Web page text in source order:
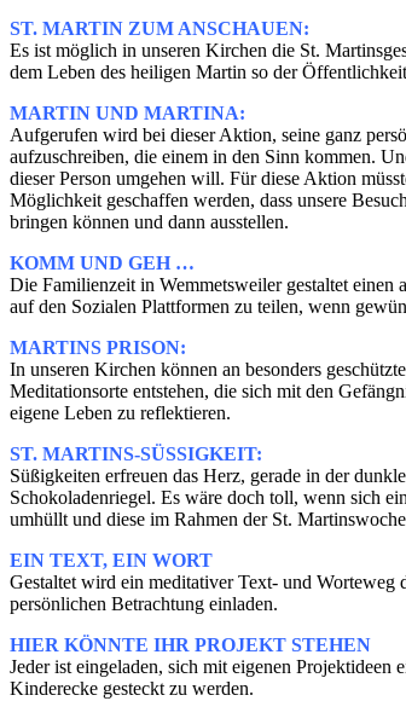
ST. MARTIN ZUM ANSCHAUEN:
Es ist möglich in unseren Kirchen die St.
dem Leben des heiligen Martin so der
MARTIN UND MARTINA:
Aufgerufen wird bei dieser Aktion, seine ganz
aufzuschreiben, die einem in den Sinn kommen.
dieser Person umgehen will. Für diese Aktion
Möglichkeit geschaffen werden, dass unsere
bringen können und dann ausstellen.
KOMM UND GEH …
Die Familienzeit in Wemmetsweiler gestaltet
auf den Sozialen Plattformen zu teilen, wenn
MARTINS PRISON:
In unseren Kirchen können an besonders
Meditationsorte entstehen, die sich mit den
eigene Leben zu reflektieren.
ST. MARTINS-SÜSSIGKEIT:
Süßigkeiten erfreuen das Herz, gerade in der
Schokoladenriegel. Es wäre doch toll, wenn sich
umhüllt und diese im Rahmen der St.
EIN TEXT, EIN WORT
Gestaltet wird ein meditativer Text- und
persönlichen Betrachtung einladen.
HIER KÖNNTE IHR PROJEKT STEHEN
Jeder ist eingeladen, sich mit eigenen
Kinderecke gesteckt zu werden.